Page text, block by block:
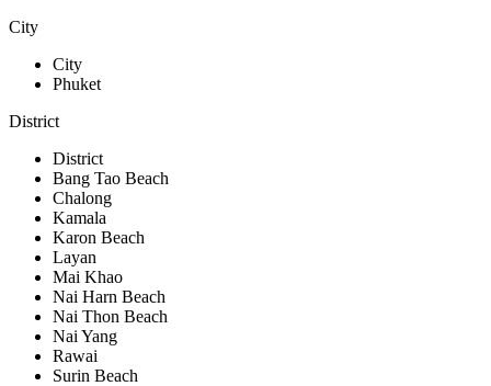
City
City
Phuket
District
District
Bang Tao Beach
Chalong
Kamala
Karon Beach
Layan
Mai Khao
Nai Harn Beach
Nai Thon Beach
Nai Yang
Rawai
Surin Beach